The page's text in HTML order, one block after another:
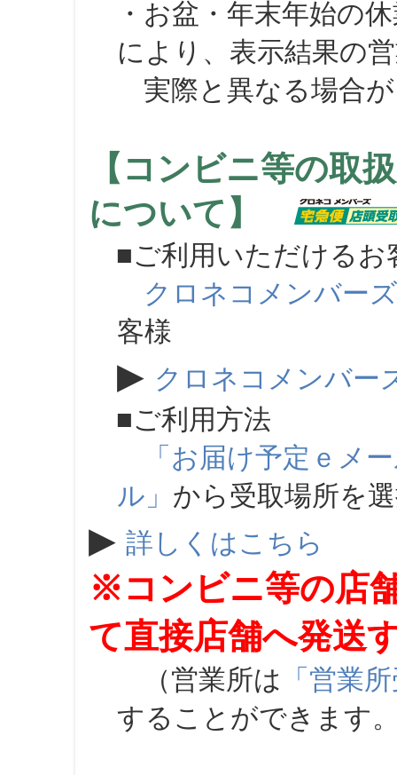
・お盆・年末年始の
により、表示結果の
実際と異なる場合が
【コンビニ等の取
について】
■ご利用いただけるお
クロネコメンバーズ
客様
▶ クロネコメンバー
■ご利用方法
「お届け予定ｅメ
ル」 から受取場所を
▶ 詳しくはこちら
※コンビニ等の店
て直接店舗へ発送
（営業所は 「営業
することができます